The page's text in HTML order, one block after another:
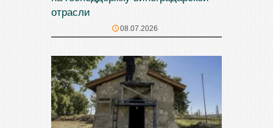
отрасли
08.07.2026